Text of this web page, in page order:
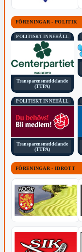
FÖRENINGAR - POLITIK
POLITISKT INNEHÅLL
Transparensmeddelande
(TTPA)
POLITISKT INNEHÅLL
Transparensmeddelande
(TTPA)
FÖRENINGAR - IDROTT